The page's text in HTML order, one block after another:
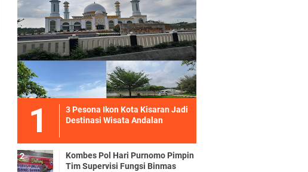
3 Pesona Ikon Kota Kisaran Jadi
Destinasi Wisata Andalan
Kombes Pol Hari Purnomo Pimpin
Tim Supervisi Fungsi Binmas